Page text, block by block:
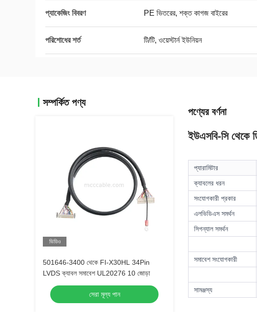
প্যাকেজিং বিবরণ PE ভিতরের, শক্ত কাগজ বাইরের
পরিশোধের শর্ত টি/টি, ওয়েস্টার্ন ইউনিয়ন
সম্পর্কিত পণ্য
ভিডিও
501646-3400 থেকে FI-X30HL 34Pin
LVDS ক্যাবল সমাবেশ UL20276 10 জোড়া
সেরা মূল্য পান
পণ্যের বর্ণনা
ইউএসবি-সি থেকে
প্যারামিটার
ক্যাবলের ধরন
সংযোগকারী প্রকার
এলভিডিএস সমর্থন
সিগন্যাল সমর্থন
সমাবেশ সংযোগকারী
সামঞ্জস্য